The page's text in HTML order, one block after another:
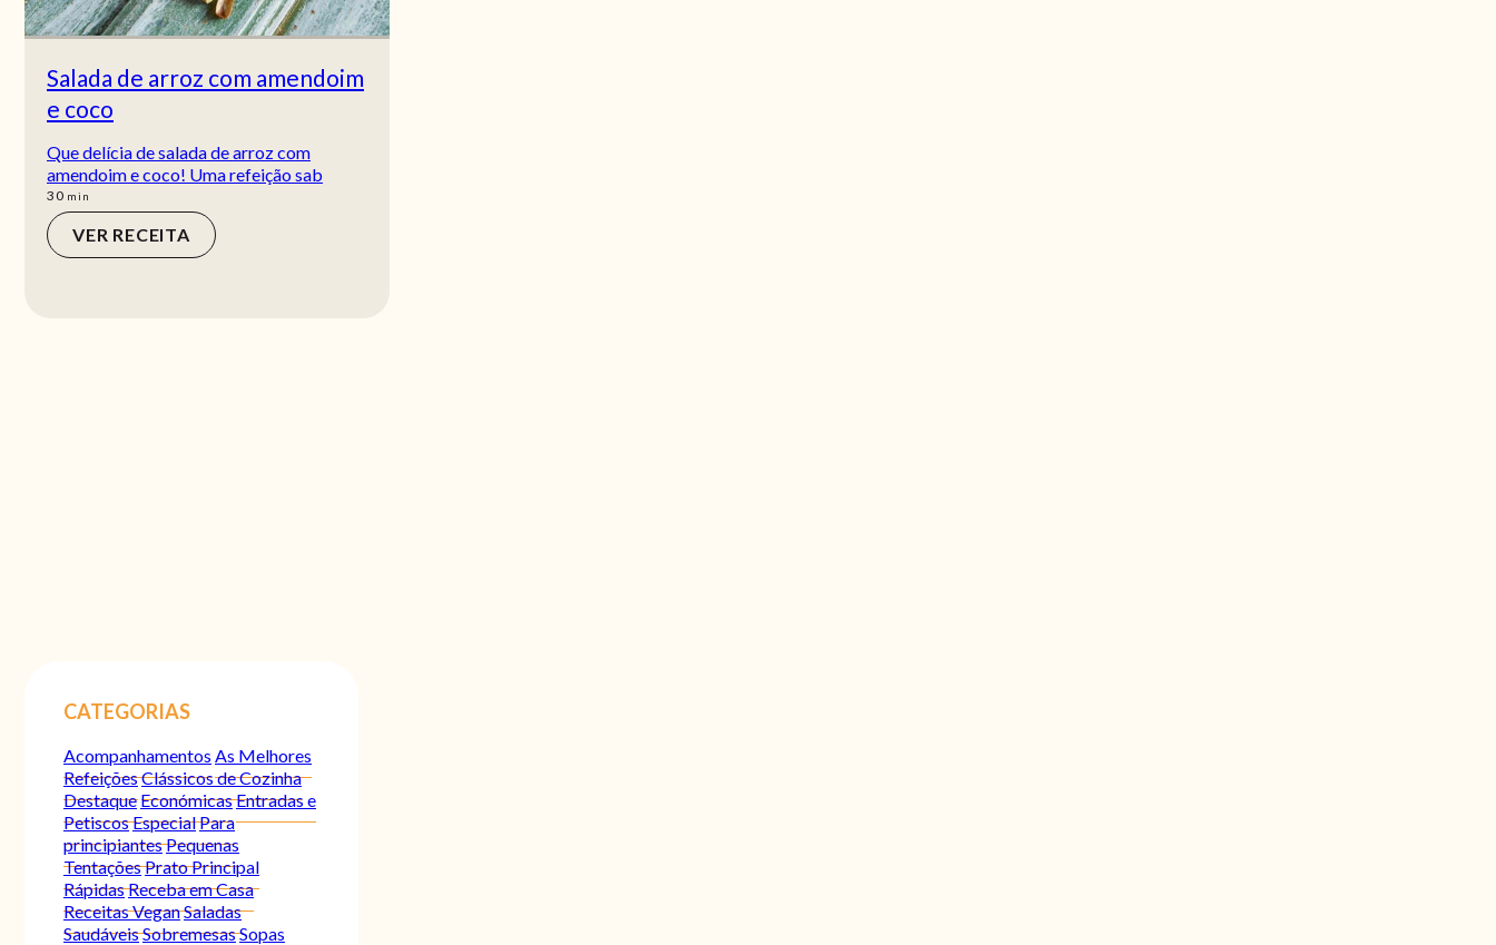
Salada de arroz com amendoim
e coco
Que delícia de salada de arroz com
amendoim e coco! Uma refeição sab
30min
min
VER RECEITA
CATEGORIAS
Acompanhamentos As Melhores
RefeiçõesClássicos de Cozinha
Destaque EconómicasEntradas e
PetiscosEspecialPara
principiantesPequenas
TentaçõesPrato Principal
RápidasReceba em Casa
Receitas VeganSaladas
SaudáveisSobremesasSopas